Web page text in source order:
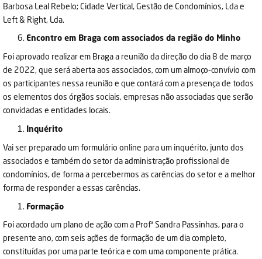
Barbosa Leal Rebelo; Cidade Vertical, Gestão de Condomínios, Lda e
Left & Right, Lda.
Encontro em Braga com associados da região do Minho
Foi aprovado realizar em Braga a reunião da direção do dia 8 de março
de 2022, que será aberta aos associados, com um almoço-convívio com
os participantes nessa reunião e que contará com a presença de todos
os elementos dos órgãos sociais, empresas não associadas que serão
convidadas e entidades locais.
Inquérito
Vai ser preparado um formulário online para um inquérito, junto dos
associados e também do setor da administração profissional de
condomínios, de forma a percebermos as carências do setor e a melhor
forma de responder a essas carências.
Formação
Foi acordado um plano de ação com a Profª Sandra Passinhas, para o
presente ano, com seis ações de formação de um dia completo,
constituídas por uma parte teórica e com uma componente prática.